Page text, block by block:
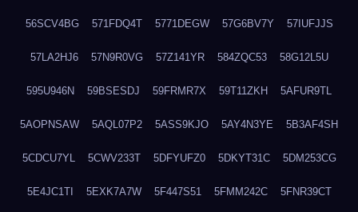
56SCV4BG 571FDQ4T 5771DEGW 57G6BV7Y 57IUFJJS
57LA2HJ6 57N9R0VG 57Z141YR 584ZQC53 58G12L5U
595U946N 59BSESDJ 59FRMR7X 59T11ZKH 5AFUR9TL
5AOPNSAW 5AQL07P2 5ASS9KJO 5AY4N3YE 5B3AF4SH
5CDCU7YL 5CWV233T 5DFYUFZ0 5DKYT31C 5DM253CG
5E4JC1TI 5EXK7A7W 5F447S51 5FMM242C 5FNR39CT